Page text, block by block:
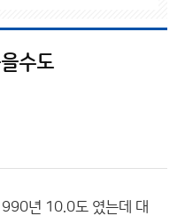
수도
년 10.0도 였는데 대